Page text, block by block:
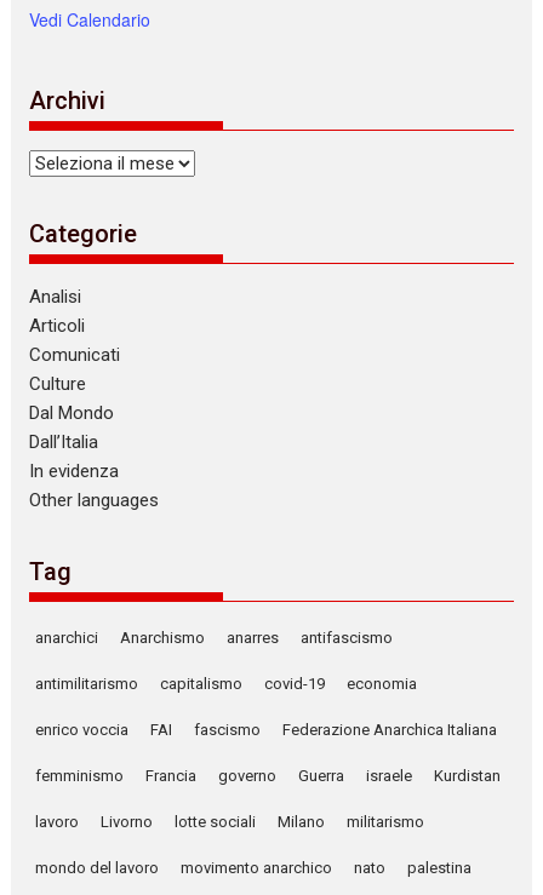
Vedi Calendario
Archivi
Archivi
Categorie
Analisi
Articoli
Comunicati
Culture
Dal Mondo
Dall’Italia
In evidenza
Other languages
Tag
anarchici Anarchismo anarres antifascismo
antimilitarismo capitalismo covid-19 economia
enrico voccia FAI fascismo Federazione Anarchica Italiana
femminismo Francia governo Guerra israele Kurdistan
lavoro Livorno lotte sociali Milano militarismo
mondo del lavoro movimento anarchico nato palestina